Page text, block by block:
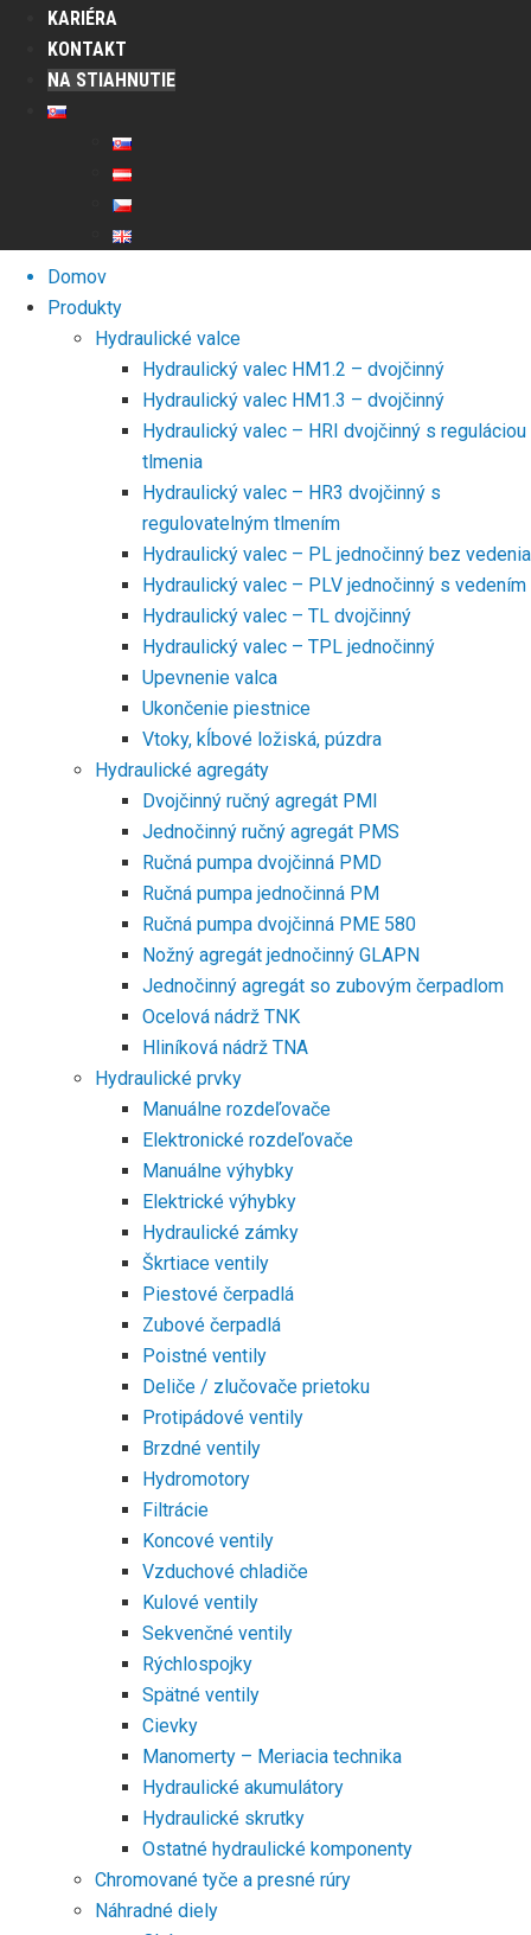
KARIÉRA
KONTAKT
NA STIAHNUTIE
Domov
Produkty
Hydraulické valce
Hydraulický valec HM1.2 – dvojčinný
Hydraulický valec HM1.3 – dvojčinný
Hydraulický valec – HRI dvojčinný s reguláciou
tlmenia
Hydraulický valec – HR3 dvojčinný s
regulovatelným tlmením
Hydraulický valec – PL jednočinný bez vedenia
Hydraulický valec – PLV jednočinný s vedením
Hydraulický valec – TL dvojčinný
Hydraulický valec – TPL jednočinný
Upevnenie valca
Ukončenie piestnice
Vtoky, kĺbové ložiská, púzdra
Hydraulické agregáty
Dvojčinný ručný agregát PMI
Jednočinný ručný agregát PMS
Ručná pumpa dvojčinná PMD
Ručná pumpa jednočinná PM
Ručná pumpa dvojčinná PME 580
Nožný agregát jednočinný GLAPN
Jednočinný agregát so zubovým čerpadlom
Ocelová nádrž TNK
Hliníková nádrž TNA
Hydraulické prvky
Manuálne rozdeľovače
Elektronické rozdeľovače
Manuálne výhybky
Elektrické výhybky
Hydraulické zámky
Škrtiace ventily
Piestové čerpadlá
Zubové čerpadlá
Poistné ventily
Deliče / zlučovače prietoku
Protipádové ventily
Brzdné ventily
Hydromotory
Filtrácie
Koncové ventily
Vzduchové chladiče
Kulové ventily
Sekvenčné ventily
Rýchlospojky
Spätné ventily
Cievky
Manomerty – Meriacia technika
Hydraulické akumulátory
Hydraulické skrutky
Ostatné hydraulické komponenty
Chromované tyče a presné rúry
Náhradné diely